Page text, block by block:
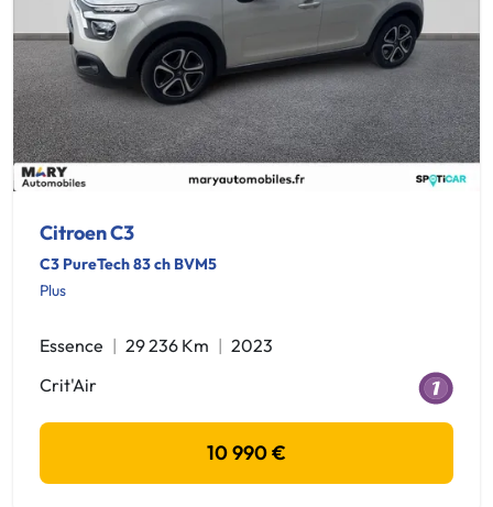
Citroen C3
C3 PureTech 83 ch BVM5
Plus
Essence 29 236 Km
2023
Crit'Air
10 990 €